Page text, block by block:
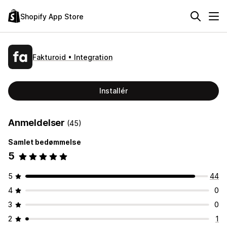
Shopify App Store
Fakturoid • Integration
Installér
Anmeldelser (45)
Samlet bedømmelse
5
5
44
4
0
3
0
2
1